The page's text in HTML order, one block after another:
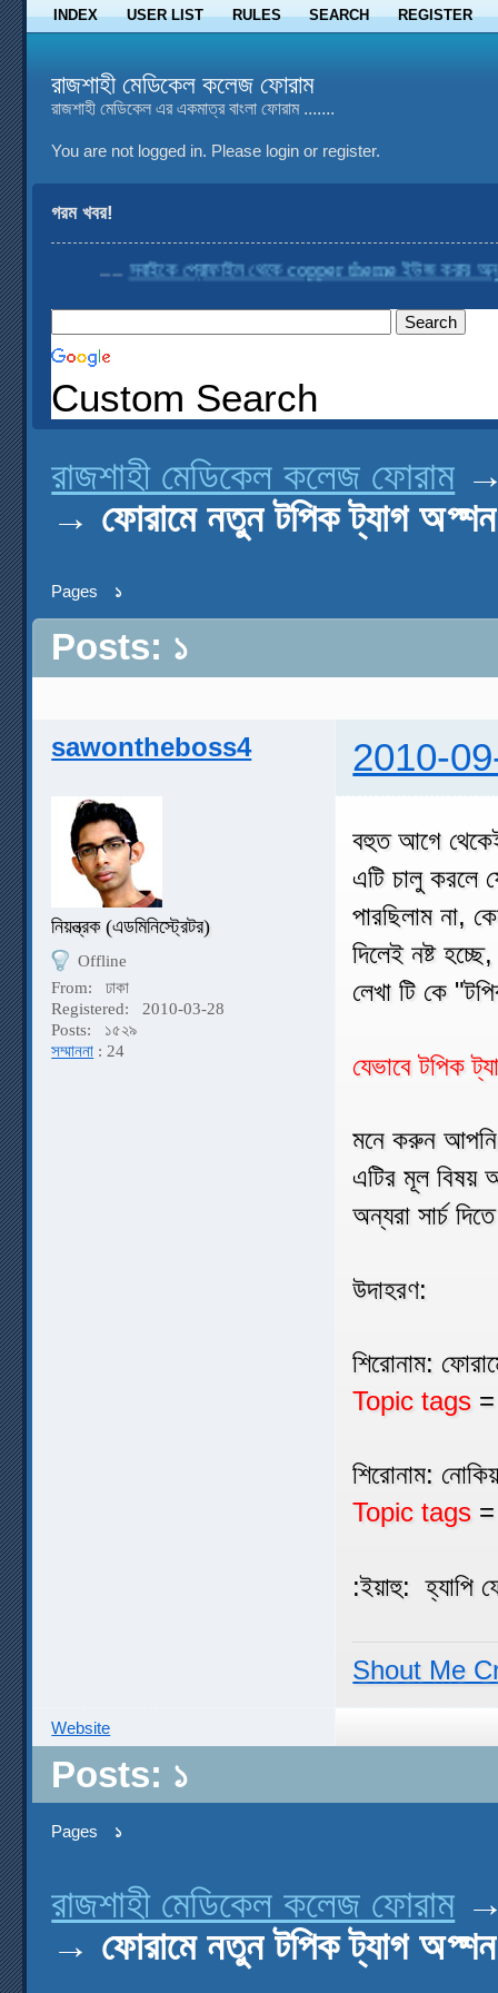
INDEX USER LIST RULES SEARCH REGISTER
রাজশাহী মেডিকেল কলেজ ফোরাম
রাজশাহী মেডিকেল এর একমাত্র বাংলা ফোরাম .......
You are not logged in. Please login or register.
গরম খবর!
....সবাইকে প্রোফাইল থেকে copper theme ইউজ করার
Custom Search
রাজশাহী মেডিকেল কলেজ ফোরাম
→ ফোরামে নতুন টপিক ট্যাগ
Pages ১
Posts: ১
sawontheboss4 2010-
নিয়ন্ত্রক (এডমিনিস্ট্রেটর)
Offline
From:
ঢাকা
Registered:
2010-03-28
Posts:
১৫২৯
সম্মাননা : 24
বহুত আগে থেকেই
এটি চালু করলে
পারছিলাম না,
দিলেই নষ্ট
লেখা টি কে
যেভাবে টপিক
মনে করুন আপনি
এটির মূল বিষয়
অন্যরা সার্চ
উদাহরণ:
শিরোনাম:
Topic tags =
শিরোনাম:
Topic tags =
:ইয়াহু: হ্যাপি
Shout Me
Website
Posts: ১
Pages ১
রাজশাহী মেডিকেল কলেজ ফোরাম
→ ফোরামে নতুন টপিক ট্যাগ